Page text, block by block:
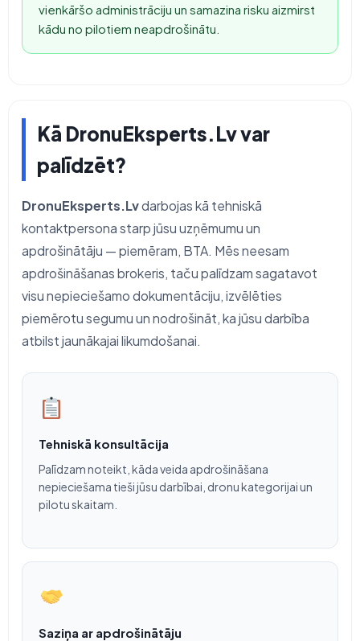
vienkāršo administrāciju un samazina risku aizmirst
kādu no pilotiem neapdrošinātu.
Kā DronuEksperts.Lv var
palīdzēt?
DronuEksperts.Lvdarbojas kā tehniskā
kontaktpersona starp jūsu uzņēmumu un
apdrošinātāju — piemēram, BTA. Mēs neesam
apdrošināšanas brokeris, taču palīdzam sagatavot
visu nepieciešamo dokumentāciju, izvēlēties
piemērotu segumu un nodrošināt, ka jūsu darbība
atbilst jaunākajai likumdošanai.
Tehniskā konsultācija
Palīdzam noteikt, kāda veida apdrošināšana
nepieciešama tieši jūsu darbībai, dronu kategorijai un
pilotu skaitam.
Saziņa ar apdrošinātāju